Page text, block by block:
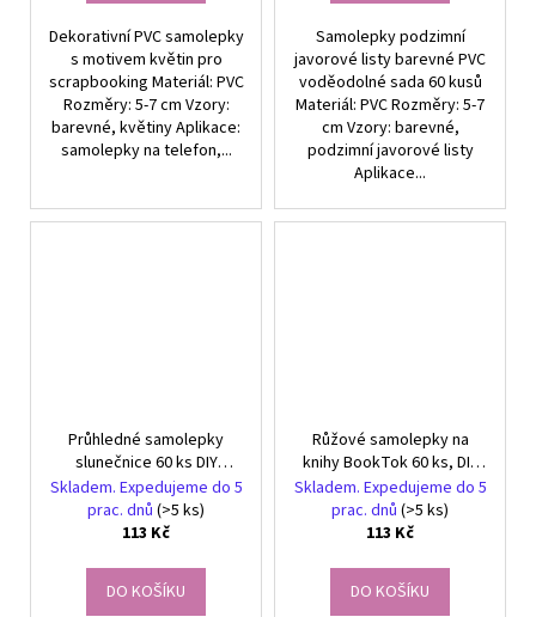
Dekorativní PVC samolepky
s motivem květin pro
scrapbooking Materiál: PVC
Rozměry: 5-7 cm Vzory:
barevné, květiny Aplikace:
samolepky na telefon,...
Samolepky podzimní
javorové listy barevné PVC
voděodolné sada 60 kusů
Materiál: PVC Rozměry: 5-7
cm Vzory: barevné,
podzimní javorové listy
Aplikace...
Průhledné samolepky
slunečnice 60 ks DIY
dekorace
Skladem. Expedujeme do 5
prac. dnů (>5 ks)
113 Kč
DO KOŠÍKU
Růžové samolepky na
knihy BookTok 60 ks, DIY
dekorace
Skladem. Expedujeme do 5
prac. dnů (>5 ks)
113 Kč
DO KOŠÍKU